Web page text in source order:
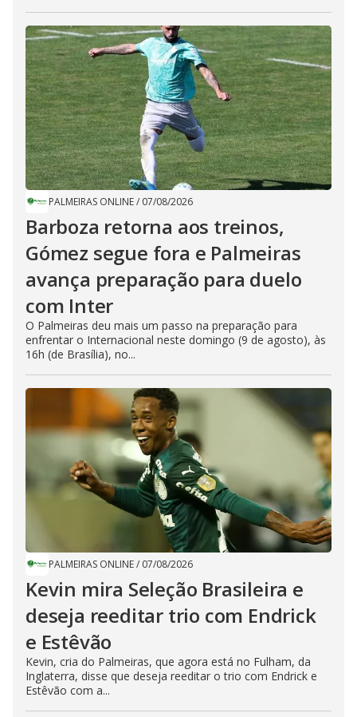
PALMEIRAS ONLINE/ 07/08/2026
Barboza retorna aos treinos,
Gómez segue fora e Palmeiras
avança preparação para duelo
com Inter
O Palmeiras deu mais um passo na preparação para
enfrentar o Internacional neste domingo (9 de agosto), às
16h (de Brasília), no...
PALMEIRAS ONLINE/ 07/08/2026
Kevin mira Seleção Brasileira e
deseja reeditar trio com Endrick
e Estêvão
Kevin, cria do Palmeiras, que agora está no Fulham, da
Inglaterra, disse que deseja reeditar o trio com Endrick e
Estêvão com a...